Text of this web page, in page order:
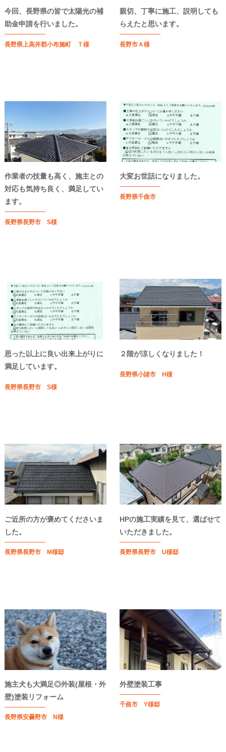
今回、長野県の皆で太陽光の補
助金申請を行いました。
長野県上高井郡小布施町 Ｔ様
親切、丁寧に施工、説明しても
らえたと思います。
長野市Ａ様
作業者の技量も高く、施主との
対応も気持ち良く、満足してい
ます。
長野県長野市 S様
大変お世話になりました。
長野県千曲市
思った以上に良い出来上がりに
満足しています。
長野県長野市 S様
２階が涼しくなりました！
長野県小諸市 H様
ご近所の方が褒めてくださいま
した。
長野県長野市 M様邸
HPの施工実績を見て、選ばせて
いただきました。
長野県長野市 U様邸
施主犬も大満足◎外装(屋根・外
壁)塗装リフォーム
長野県安曇野市 N様
外壁塗装工事
千曲市 Y様邸